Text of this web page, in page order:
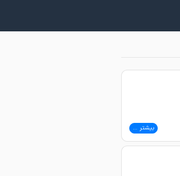
بیشتر ...